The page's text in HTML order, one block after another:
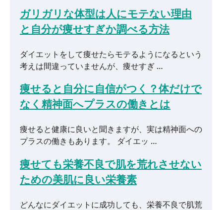
ガリガリな体型は人にモテない理由
と自分が痩せすぎか調べる方法
ダイエットをして痩せたらモテるようになるという
考えは間違っていませんが、痩せすぎ …
痩せると自分に自信がつく？体だけで
なく精神面へプラスの働きとは
痩せると健康に良いと聞きますが、実は精神面への
プラスの働きもあります。 ダイエッ …
痩せても栄養不良で肌を荒れさせない
ための美肌に良い栄養素
どんなにダイエットに成功しても、栄養不良で肌荒